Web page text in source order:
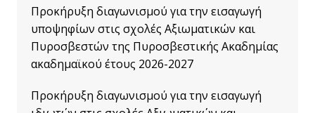
Προκήρυξη διαγωνισμού για την εισαγωγή
υποψηφίων στις σχολές Αξιωματικών και
Πυροσβεστών της Πυροσβεστικής Ακαδημίας
ακαδημαϊκού έτους 2026-2027
Προκήρυξη διαγωνισμού για την εισαγωγή